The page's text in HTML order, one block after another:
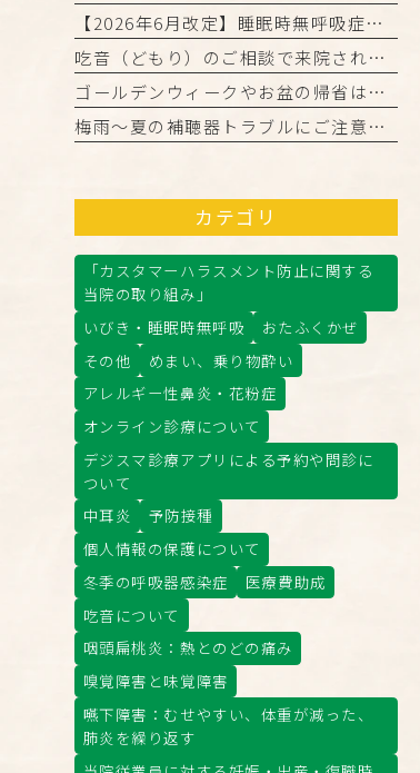
【2026年6月改定】睡眠時無呼吸症候群（CPAP治療）の保険ルール変更と当院からのお知らせ
吃音（どもり）のご相談で来院された患者様・ご家族の皆様へ
ゴールデンウィークやお盆の帰省は「きこえ」のチェックのチャンス！難聴と認知機能の関係について
梅雨～夏の補聴器トラブルにご注意を！ご自宅でのケアと定期メンテナンスのお願い
カテゴリ
「カスタマーハラスメント防止に関する
当院の取り組み」
いびき・睡眠時無呼吸
おたふくかぜ
その他
めまい、乗り物酔い
アレルギー性鼻炎・花粉症
オンライン診療について
デジスマ診療アプリによる予約や問診に
ついて
中耳炎
予防接種
個人情報の保護について
冬季の呼吸器感染症
医療費助成
吃音について
咽頭扁桃炎：熱とのどの痛み
嗅覚障害と味覚障害
嚥下障害：むせやすい、体重が減った、
肺炎を繰り返す